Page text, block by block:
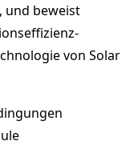
und beweist
von Solar